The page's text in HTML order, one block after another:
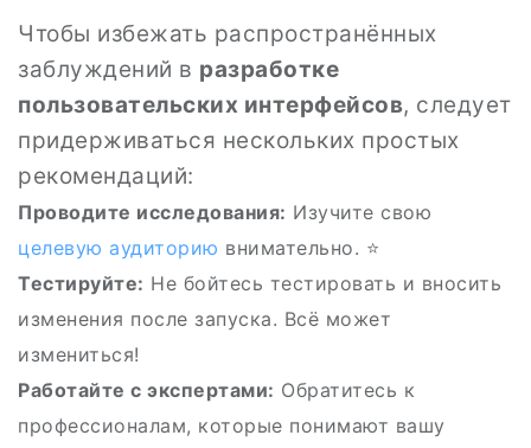
Чтобы избежать распространённых
заблуждений в разработке
пользовательских интерфейсов, следует
придерживаться нескольких простых
рекомендаций:
Проводите исследования: Изучите свою
целевую аудиторию внимательно. ⭐
Тестируйте: Не бойтесь тестировать и вносить
изменения после запуска. Всё может
измениться!
Работайте с экспертами: Обратитесь к
профессионалам, которые понимают вашу